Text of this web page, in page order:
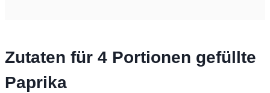
Zutaten für 4 Portionen gefüllte
Paprika